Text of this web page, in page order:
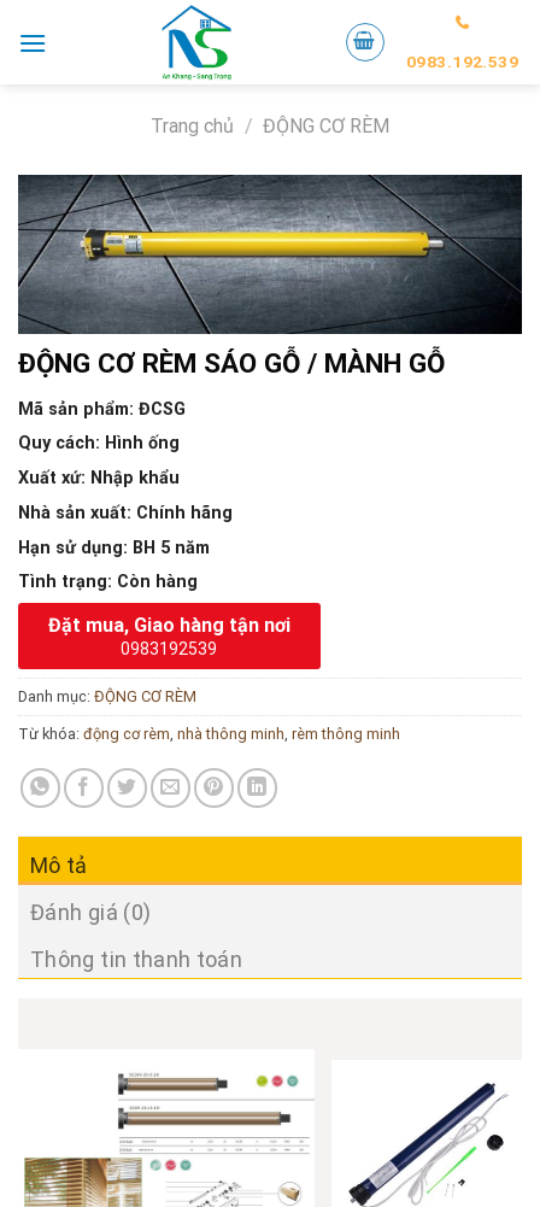
0983.192.539
Trang chủ / ĐỘNG CƠ RÈM
ĐỘNG CƠ RÈM SÁO GỖ / MÀNH GỖ
Mã sản phẩm: ĐCSG
Quy cách: Hình ống
Xuất xứ: Nhập khẩu
Nhà sản xuất: Chính hãng
Hạn sử dụng: BH 5 năm
Tình trạng: Còn hàng
Đặt mua, Giao hàng tận nơi
0983192539
Danh mục: ĐỘNG CƠ RÈM
Từ khóa: động cơ rèm, nhà thông minh, rèm thông minh
Mô tả
Đánh giá (0)
Thông tin thanh toán